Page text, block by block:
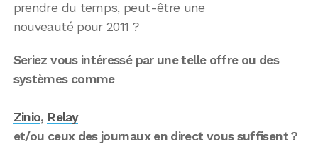
prendre du temps, peut-être une
nouveauté pour 2011 ?
Seriez vous intéressé par une telle offre ou des
systèmes comme
Zinio, Relay
et/ou ceux des journaux en direct vous suffisent ?